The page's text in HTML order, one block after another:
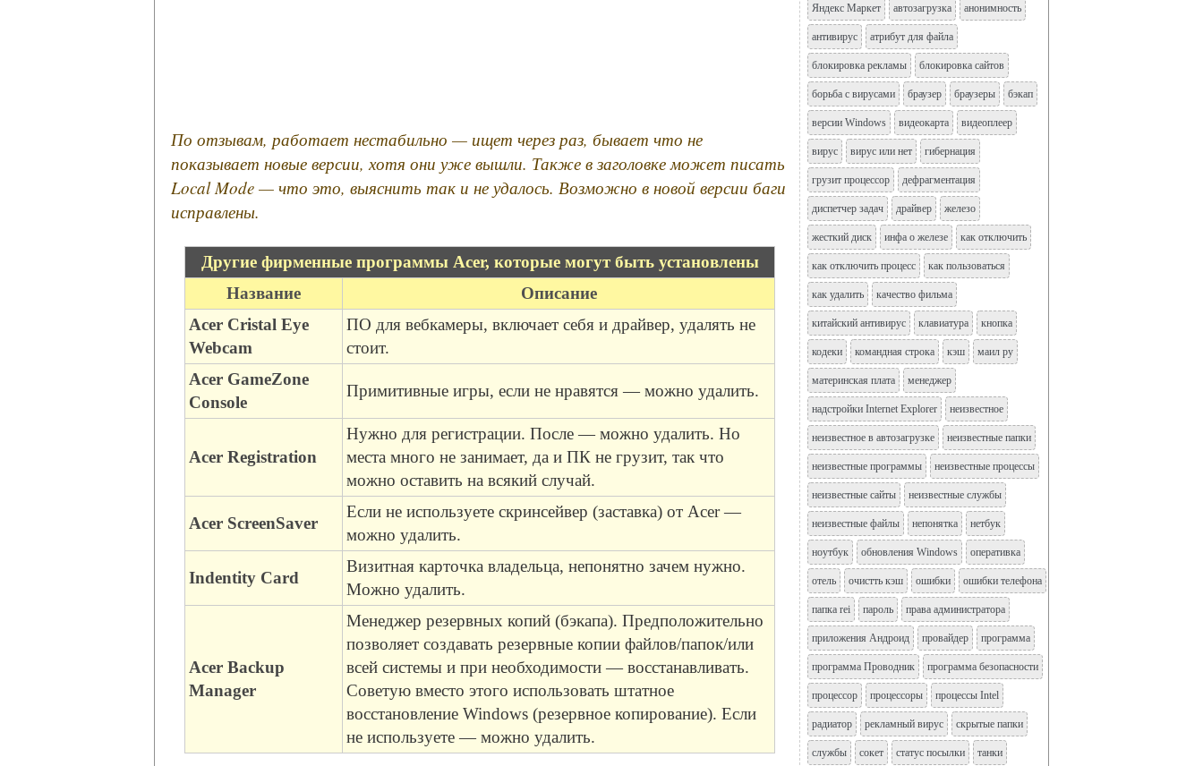
По отзывам, работает нестабильно — ищет через раз, бывает что не
показывает новые версии, хотя они уже вышли. Также в заголовке может писать
Local Mode — что это, выяснить так и не удалось. Возможно в новой версии баги
исправлены.
Другие фирменные программы Acer, которые могут быть установлены
Название
Описание
Acer Cristal Eye
Webcam
ПО для вебкамеры, включает себя и драйвер, удалять не
стоит.
Acer GameZone
Console
Примитивные игры, если не нравятся — можно удалить.
Acer Registration
Нужно для регистрации. После — можно удалить. Но
места много не занимает, да и ПК не грузит, так что
можно оставить на всякий случай.
Acer ScreenSaver
Если не используете скринсейвер (заставка) от Acer —
можно удалить.
Indentity Card
Визитная карточка владельца, непонятно зачем нужно.
Можно удалить.
Acer Backup
Manager
Менеджер резервных копий (бэкапа). Предположительно
позволяет создавать резервные копии файлов/папок/или
всей системы и при необходимости — восстанавливать.
Советую вместо этого использовать штатное
восстановление Windows (резервное копирование). Если
не используете — можно удалить.
Яндекс Маркет автозагрузка анонимность
антивирус атрибут для файла
блокировка рекламы блокировка сайтов
борьба с вирусами браузер браузеры бэкап
версии Windows видеокарта видеоплеер
вирус вирус или нет гибернация
грузит процессор дефрагментация
диспетчер задач драйвер железо
жесткий диск инфа о железе как отключить
как отключить процесс как пользоваться
как удалить качество фильма
китайский антивирус клавиатура кнопка
кодеки командная строка кэш маил ру
материнская плата менеджер
надстройки Internet Explorer неизвестное
неизвестное в автозагрузке неизвестные папки
неизвестные программы неизвестные процессы
неизвестные сайты неизвестные службы
неизвестные файлы непонятка нетбук
ноутбук обновления Windows оперативка
отель очистть кэш ошибки ошибки телефона
папка rei пароль права администратора
приложения Андроид провайдер программа
программа Проводник программа безопасности
процессор процессоры процессы Intel
радиатор рекламный вирус скрытые папки
службы сокет статус посылки танки